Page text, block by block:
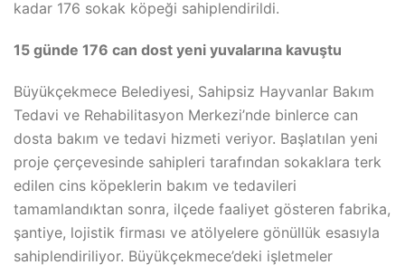
kadar 176 sokak köpeği sahiplendirildi.
15 günde 176 can dost yeni yuvalarına kavuştu
Büyükçekmece Belediyesi, Sahipsiz Hayvanlar Bakım
Tedavi ve Rehabilitasyon Merkezi’nde binlerce can
dosta bakım ve tedavi hizmeti veriyor. Başlatılan yeni
proje çerçevesinde sahipleri tarafından sokaklara terk
edilen cins köpeklerin bakım ve tedavileri
tamamlandıktan sonra, ilçede faaliyet gösteren fabrika,
şantiye, lojistik firması ve atölyelere gönüllük esasıyla
sahiplendiriliyor. Büyükçekmece’deki işletmeler